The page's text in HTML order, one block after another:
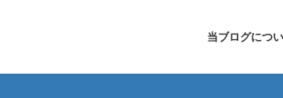
当ブログにつ